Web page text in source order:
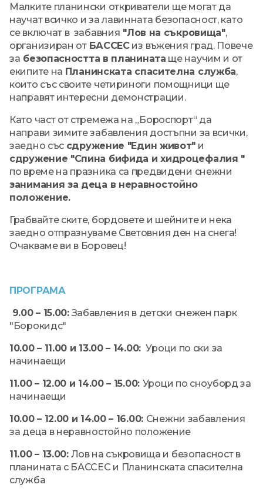
Малките планински откриватели ще могат да
научат всичко и за лавинната безопасност, като
се включат в забавния "Лов на съкровища",
организиран от БАССЕСиз въжения град. Повече
за безопасността в планината ще научим и от
екипите на Планинската спасителна служба,
които със своите четириноги помощници ще
направят интересни демонстрации.
Като част от стремежа на „Бороспорт“ да
направи зимите забавления достъпни за всички,
заедно със сдружение "Един живот" и
сдружение "Спина бифида и хидроцефалия "
по време на празника са предвидени снежни
занимания за деца в неравностойно
положение.
Грабвайте ските, бордовете и шейните и нека
заедно отпразнуваме Световния ден на снега!
Очакваме ви в Боровец!
ПРОГРАМА
9.00 – 15.00:Забавления в детски снежен парк
"Борокидс"
10.00 – 11.00 и 13.00 – 14.00: Уроци по ски за
начинаещи
11.00 – 12.00 и 14.00 – 15.00: Уроци по сноуборд за
начинаещи
10.00 – 12.00 и 14.00 – 16.00: Снежни забавления
за деца в неравностойно положение
11.00 – 13.00:Лов на съкровища и безопасност в
планината с БАССЕС и Планинската спасителна
служба